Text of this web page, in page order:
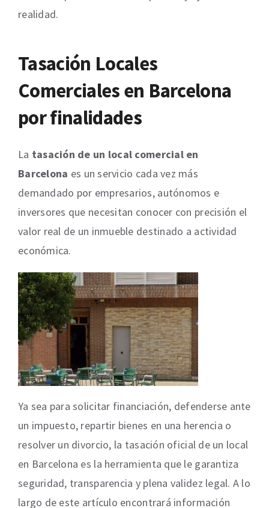
realidad.
Tasación Locales
Comerciales en Barcelona
por finalidades
La tasación de un local comercial en
Barcelona es un servicio cada vez más
demandado por empresarios, autónomos e
inversores que necesitan conocer con precisión el
valor real de un inmueble destinado a actividad
económica.
Ya sea para solicitar financiación, defenderse ante
un impuesto, repartir bienes en una herencia o
resolver un divorcio, la tasación oficial de un local
en Barcelona es la herramienta que le garantiza
seguridad, transparencia y plena validez legal. A lo
largo de este artículo encontrará información